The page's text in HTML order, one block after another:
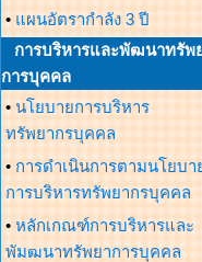
• แผนอัตรากำลัง 3 ปี
การบริหารและพัฒนาทรัพ
การบุคคล
• นโยบายการบริหาร
ทรัพยากรบุคคล
• การดำเนินการตามนโยบา
การบริหารทรัพยากรบุคคล
• หลักเกณฑ์การบริหารและ
พัมฒนาทรัพยาการบุคคล